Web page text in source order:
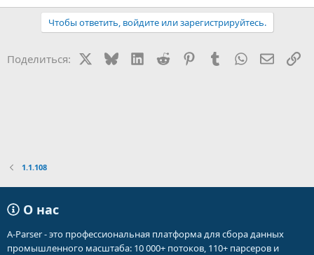
Чтобы ответить, войдите или зарегистрируйтесь.
Поделиться: BlueskyLinkedIn
Reddit PinterestTumblr WhatsApp
1.1.108
О нас
A-Parser - это профессиональная платформа для сбора данных
промышленного масштаба: 10 000+ потоков, 110+ парсеров и